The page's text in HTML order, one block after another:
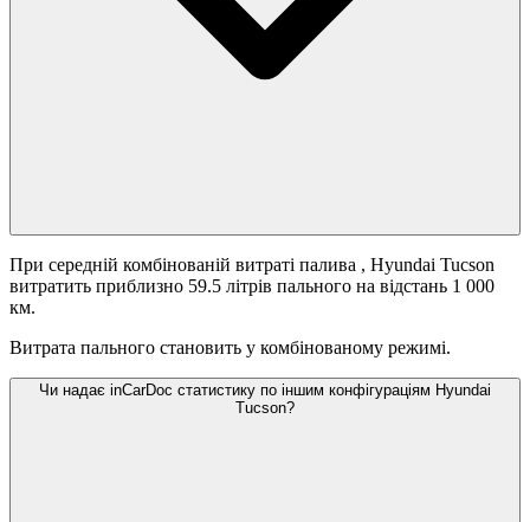
При середній комбінованій витраті палива , Hyundai Tucson
витратить приблизно 59.5 літрів пального на відстань 1 000
км.
Витрата пального становить у комбінованому режимі.
Чи надає inCarDoc статистику по іншим конфігураціям Hyundai
Tucson?